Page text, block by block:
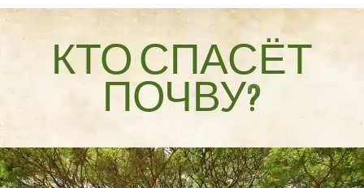
КТО СПАСЁТ
ПОЧВУ?